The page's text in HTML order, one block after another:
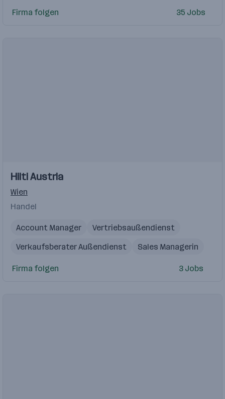
Firma folgen 35 Jobs
Einblicke
Hilti Austria
Wien
Handel
Account Manager
Vertriebsaußendienst
Verkaufsberater Außendienst
Sales Managerin
Verkaufsberater
Firma folgen 3 Jobs